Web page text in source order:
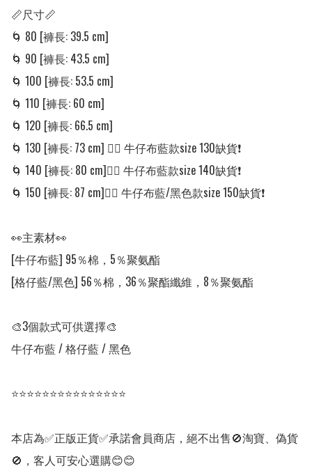
📏尺寸📏
🌀 80 [褲長: 39.5 cm]
🌀 90 [褲長: 43.5 cm]
🌀 100 [褲長: 53.5 cm]
🌀 110 [褲長: 60 cm]
🌀 120 [褲長: 66.5 cm]
🌀 130 [褲長: 73 cm] 👈🏼 牛仔布藍款size 130缺貨❗️
🌀 140 [褲長: 80 cm]👈🏼 牛仔布藍款size 140缺貨❗️
🌀 150 [褲長: 87 cm]👈🏼 牛仔布藍/黑色款size 150缺貨❗️
👀主素材👀
[牛仔布藍] 95％棉，5％聚氨酯
[格仔藍/黑色] 56％棉，36％聚酯纖維，8％聚氨酯
🎨3個款式可供選擇🎨
牛仔布藍 / 格仔藍 / 黑色
⭐⭐⭐⭐⭐⭐⭐⭐⭐⭐⭐⭐⭐⭐⭐
本店為✅正版正貨✅承諾會員商店，絕不出售🚫淘寶、偽貨
🚫，客人可安心選購😊😊